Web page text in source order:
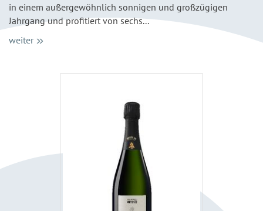
in einem außergewöhnlich sonnigen und großzügigen
Jahrgang und profitiert von sechs...
weiter